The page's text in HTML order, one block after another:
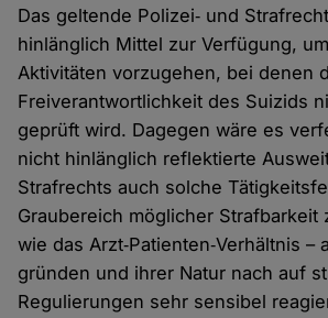
Das geltende Polizei‐ und
hinlänglich Mittel zur Verfügung,
Aktivitäten vorzugehen, bei denen
Freiverantwortlichkeit des Suizids
geprüft wird. Dagegen wäre es
nicht hinlänglich reflektierte
Strafrechts auch solche
Graubereich möglicher Strafbarkeit
wie das Arzt‐Patienten‐Verhältnis –
gründen und ihrer Natur nach auf
Regulierungen sehr sensibel